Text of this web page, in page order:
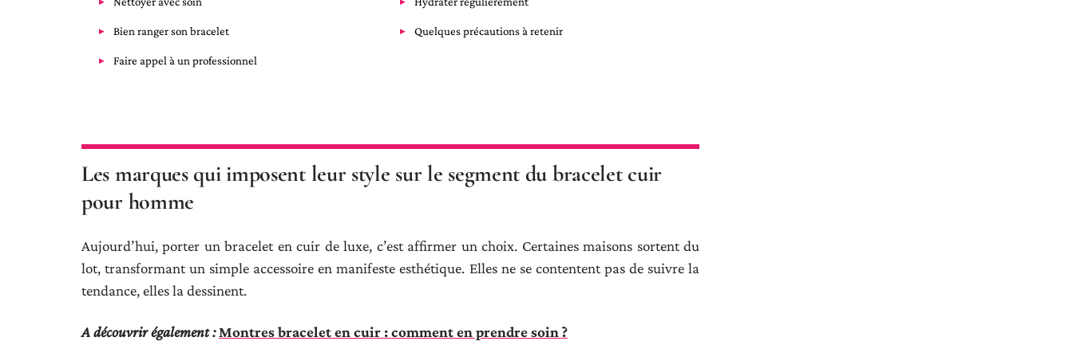
Bien ranger son bracelet Quelques précautions à retenir
Faire appel à un professionnel
Les marques qui imposent leur style sur le segment du bracelet cuir
pour homme
Aujourd’hui, porter un bracelet en cuir de luxe, c’est affirmer un choix. Certaines maisons sortent du
lot, transformant un simple accessoire en manifeste esthétique. Elles ne se contentent pas de suivre la
tendance, elles la dessinent.
A découvrir également :Montres bracelet en cuir : comment en prendre soin ?